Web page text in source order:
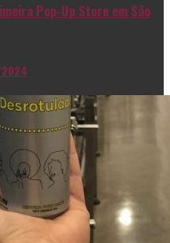
Pop-Up Store em São